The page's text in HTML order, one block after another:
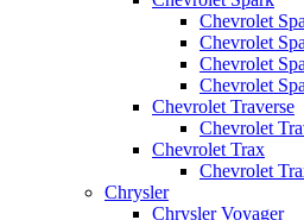
Chevrolet
Chevrolet
Chevrolet
Chevrolet
Chevrolet Traverse
Chevrolet
Chevrolet Trax
Chevrolet
Chrysler
Chrysler Voyager